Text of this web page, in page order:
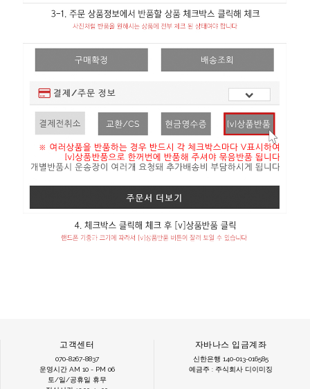
고객센터
070-8267-8837
운영시간 AM 10 - PM 06
토/일/공휴일 휴무
자바나스 입금계좌
신한은행 140-013-016585
예금주 : 주식회사 디이미징